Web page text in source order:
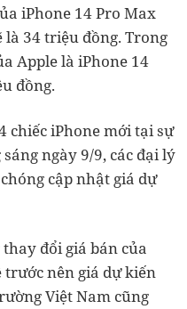
iPhone 14 Pro Max
34 triệu đồng. Trong
Apple là iPhone 14
đồng.
chiếc iPhone mới tại sự
ngày 9/9, các đại lý
cập nhật giá dự
đổi giá bán của
trước nên giá dự kiến
Việt Nam cũng